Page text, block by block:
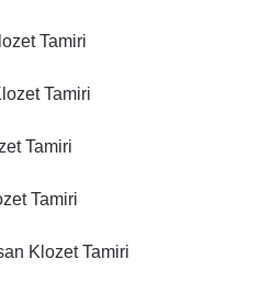
Tamiri
Tamiri
Tamiri
Tamiri
Klozet Tamiri